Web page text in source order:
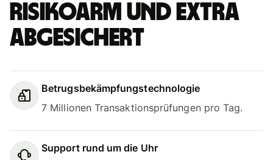
Risikoarm und extra
abgesichert
Betrugsbekämpfungstechnologie
7 Millionen Transaktionsprüfungen pro Tag.
Support rund um die Uhr